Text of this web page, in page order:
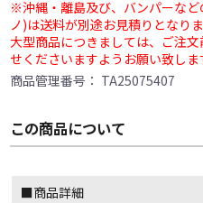
※沖縄・離島及び、バンパーな
ノ)は送料が別途お見積りとなりま
大型商品につきましては、ご注
せくださいますようお願い致しま
商品管理番号： TA25075407
この商品について
■商品詳細